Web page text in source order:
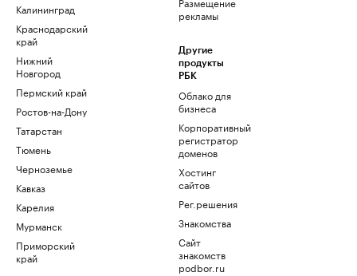
Калининград
Краснодарский
край
Нижний
Новгород
Пермский край
Ростов-на-Дону
Татарстан
Тюмень
Черноземье
Кавказ
Карелия
Мурманск
Приморский
край
рекламы
Другие
продукты
РБК
Облако для
бизнеса
Корпоративный
регистратор
доменов
Хостинг
сайтов
Рег.решения
Знакомства
Сайт
знакомств
podbor.ru